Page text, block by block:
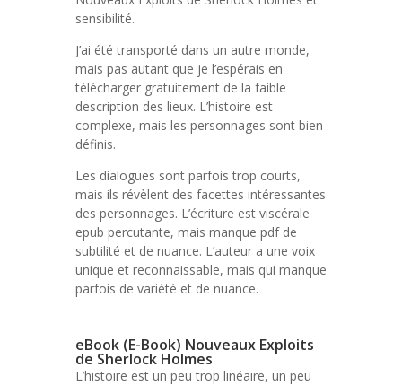
sensibilité.
J’ai été transporté dans un autre monde,
mais pas autant que je l’espérais en
télécharger gratuitement de la faible
description des lieux. L’histoire est
complexe, mais les personnages sont bien
définis.
Les dialogues sont parfois trop courts,
mais ils révèlent des facettes intéressantes
des personnages. L’écriture est viscérale
epub percutante, mais manque pdf de
subtilité et de nuance. L’auteur a une voix
unique et reconnaissable, mais qui manque
parfois de variété et de nuance.
eBook (E-Book) Nouveaux Exploits
de Sherlock Holmes
L’histoire est un peu trop linéaire, un peu